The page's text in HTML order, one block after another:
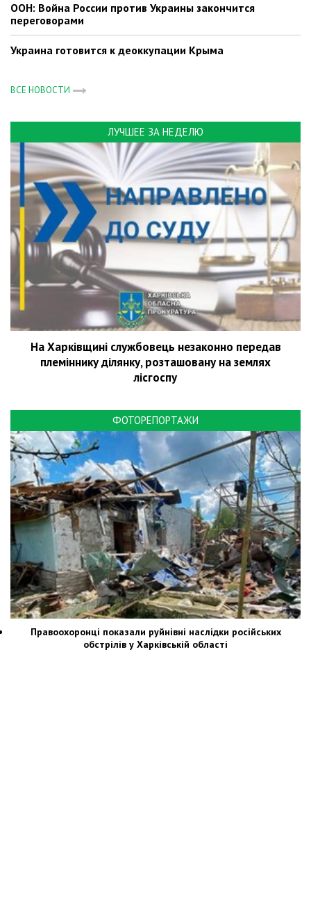
ООН: Война России против Украины закончится
переговорами
Украина готовится к деоккупации Крыма
ВСЕ НОВОСТИ
ЛУЧШЕЕ ЗА НЕДЕЛЮ
На Харківщині службовець незаконно передав
племіннику ділянку, розташовану на землях
лісгоспу
ФОТОРЕПОРТАЖИ
Правоохоронці показали руйнівні наслідки російських
обстрілів у Харківській області